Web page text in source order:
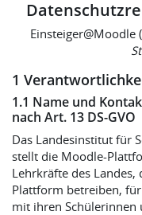
1
1.1 Name und
nach Art. 13 DS-GVO
Das Landesinstitut für
stellt die Moodle-
Lehrkräfte des
Plattform betreiben,
mit ihren Schülerinnen